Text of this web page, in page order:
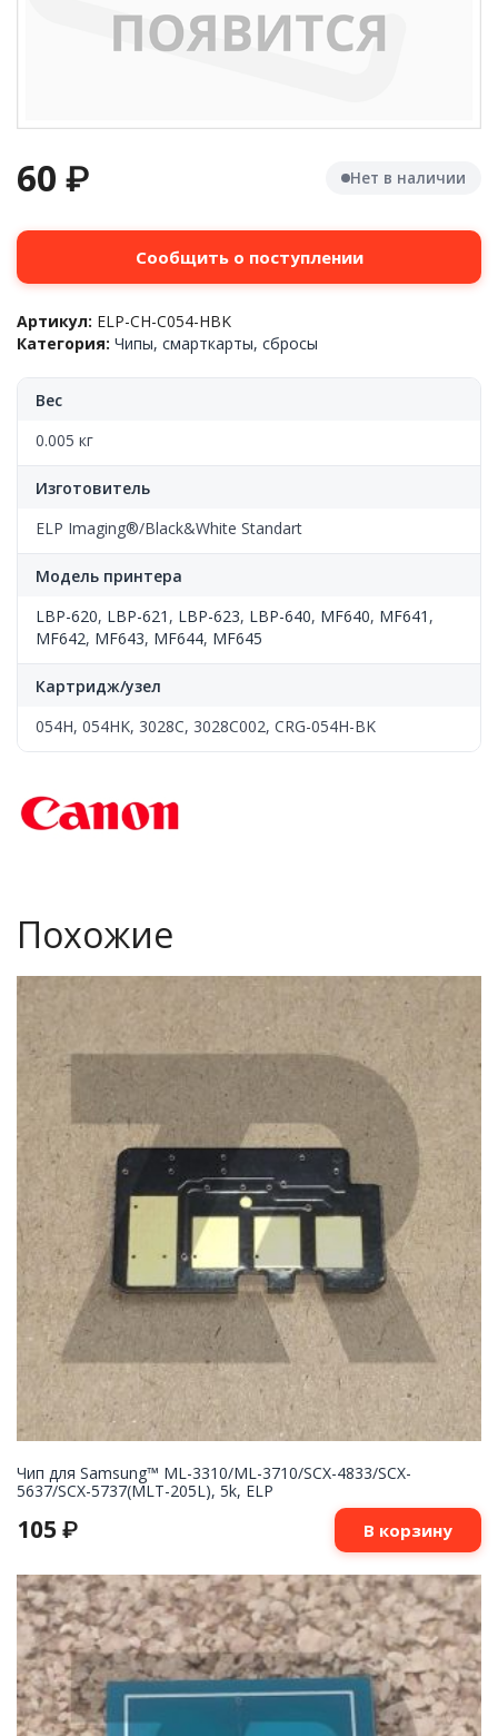
60 ₽ Нет в наличии
Сообщить о поступлении
Артикул: ELP-CH-C054-HBK
Категория: Чипы, смарткарты, сбросы
Вес
0.005 кг
Изготовитель
ELP Imaging®/Black&White Standart
Модель принтера
LBP-620, LBP-621 , LBP-623, LBP-640, MF640, MF641 ,
MF642, MF643, MF644, MF645
Картридж/узел
054H, 054HK, 3028C, 3028C002, CRG-054H-BK
Похожие
Чип для Samsung™ ML-3310/ML-3710/SCX-4833/SCX-
5637/SCX-5737(MLT-205L), 5k, ELP
105 ₽ В корзину